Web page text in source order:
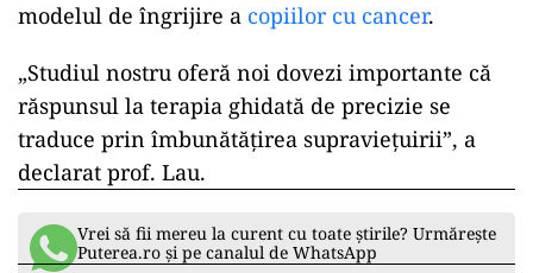
modelul de îngrijire a copiilor cu cancer.
„Studiul nostru oferă noi dovezi importante că
răspunsul la terapia ghidată de precizie se
traduce prin îmbunătăţirea supravieţuirii”, a
declarat prof. Lau.
Vrei să fii mereu la curent cu toate știrile? Urmărește
Puterea.ro și pe canalul de WhatsApp